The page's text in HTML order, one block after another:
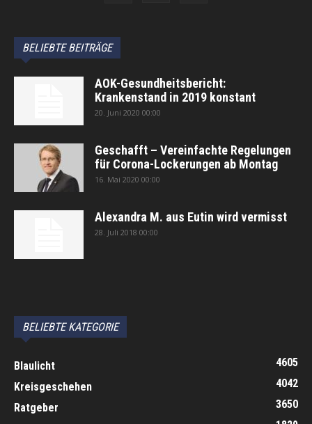
BELIEBTE BEITRÄGE
AOK-Gesundheitsbericht:
Krankenstand in 2019 konstant
20. Juni 2020 00:00
Geschafft – Vereinfachte Regelungen
für Corona-Lockerungen ab Montag
16. Mai 2020 00:00
Alexandra M. aus Eutin wird vermisst
28. Juli 2018 00:00
BELIEBTE KATEGORIE
Blaulicht
4605
Kreisgeschehen
4042
Ratgeber
3650